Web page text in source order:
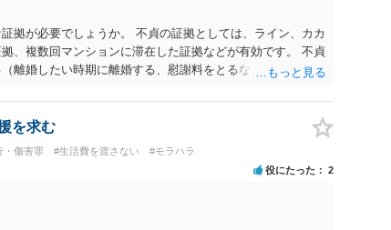
拠が必要でしょうか。 不貞の証拠としては、ライン、カカ
、複数回マンションに滞在した証拠などが有効です。 不貞
離婚したい時期に離婚する、慰謝料をとるなど）ことがで
参考まで。
を求む
・傷害罪 #生活費を渡さない #モラハラ
役にたった 2